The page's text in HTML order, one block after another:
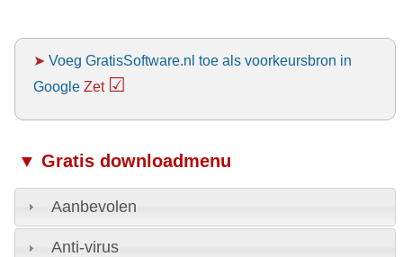
➤ Voeg GratisSoftware.nl toe als voorkeursbron in
Google Zet ☑
▼ Gratis downloadmenu
Aanbevolen
Anti-virus